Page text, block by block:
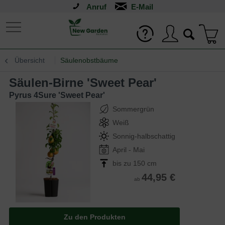
Anruf
Übersicht Säulenobstbäume
Säulen-Birne 'Sweet Pear'
Pyrus 4Sure 'Sweet Pear'
Sommergrün
Weiß
Sonnig-halbschattig
April - Mai
bis zu 150 cm
ab 44,95 €
Zu den Produkten